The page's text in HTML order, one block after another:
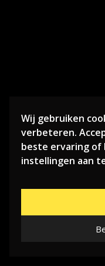
Wij gebruiken
verbeteren.
beste ervaring of
instellingen aan
LIBEMA